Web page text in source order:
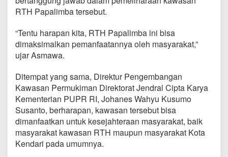
RTH Papalimba tersebut.
“Tentu harapan kita, RTH Papalimba ini bisa
dimaksimalkan pemanfaatannya oleh masyarakat,”
ujar Asmawa.
Ditempat yang sama, Direktur Pengembangan
Kawasan Permukiman Direktorat Jendral Cipta Karya
Kementerian PUPR RI, Johanes Wahyu Kusumo
Susanto, berharapan, kawasan tersebut bisa
dimanfaatkan untuk kesejahteraan masyarakat, baik
masyarakat kawasan RTH maupun masyarakat Kota
Kendari pada umumnya.